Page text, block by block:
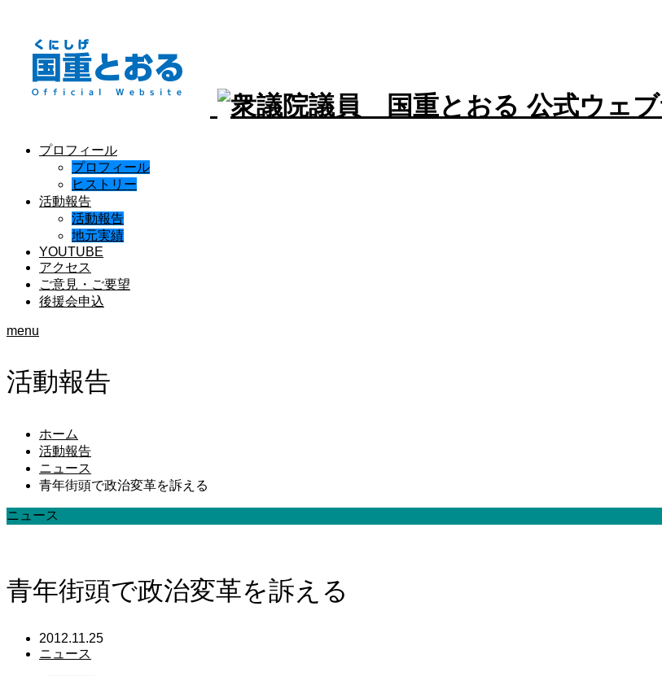
プロフィール
プロフィール
ヒストリー
活動報告
活動報告
地元実績
YOUTUBE
アクセス
ご意見・ご要望
後援会申込
menu
活動報告
ホーム
活動報告
ニュース
青年街頭で政治変革を訴える
ニュース
青年街頭で政治変革を訴える
2012.11.25
ニュース